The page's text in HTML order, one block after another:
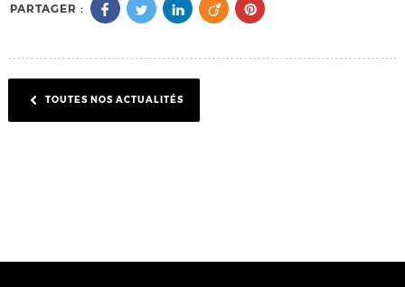
PARTAGER :
TOUTES NOS ACTUALITÉS